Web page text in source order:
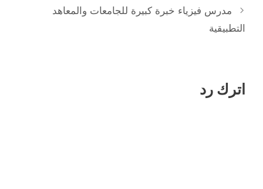
مدرس فيزياء خبرة كبيرة للجامعات والمعاهد
التطبيقية
اترك رد